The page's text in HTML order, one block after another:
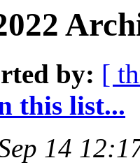
by: [
this list...
14